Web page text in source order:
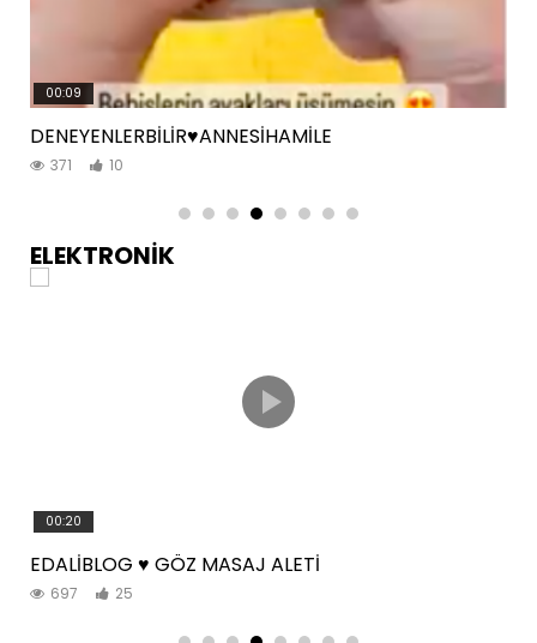
00:09
DENEYENLERBİLİR♥️ANNESİHAMİLE
371 10
ELEKTRONİK
00:20
EDALİBLOG ♥️ GÖZ MASAJ ALETİ
697 25